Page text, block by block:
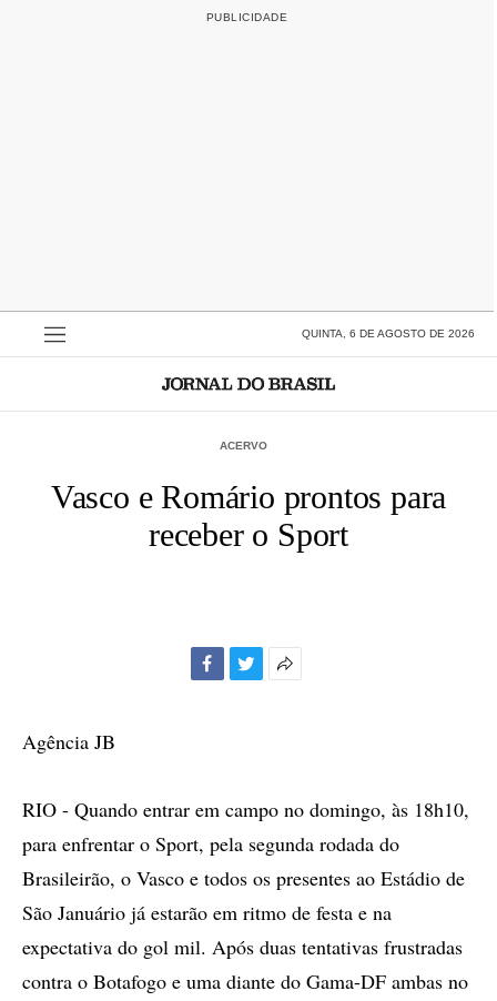
QUINTA, 6 DE AGOSTO DE 2026
ACERVO
Vasco e Romário prontos para
receber o Sport
Agência JB
RIO - Quando entrar em campo no domingo, às 18h10,
para enfrentar o Sport, pela segunda rodada do
Brasileirão, o Vasco e todos os presentes ao Estádio de
São Januário já estarão em ritmo de festa e na
expectativa do gol mil. Após duas tentativas frustradas
contra o Botafogo e uma diante do Gama-DF ambas no